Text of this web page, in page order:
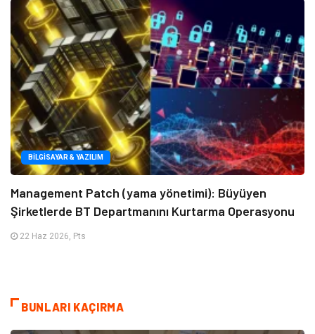
BILGISAYAR & YAZILIM
Management Patch (yama yönetimi): Büyüyen
Şirketlerde BT Departmanını Kurtarma Operasyonu
22 Haz 2026, Pts
BUNLARI KAÇIRMA